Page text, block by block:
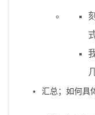
汇总；如何具